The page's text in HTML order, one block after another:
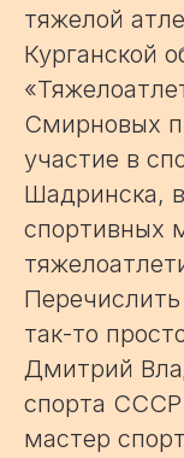
тяжелой
Курганской
Смирновых
участие в
Шадринска,
спортивных
так-то
Дмитрий
спорта СССР
мастер